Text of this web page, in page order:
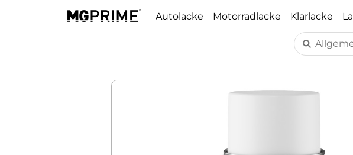
Autolacke Motorradlacke Klarlacke